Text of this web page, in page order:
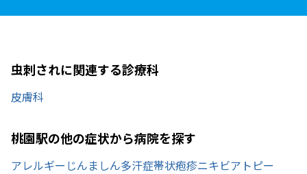
虫刺されに関連する診療科
皮膚科
桃園駅の他の症状から病院を探す
アレルギー じんましん多汗症帯状疱疹ニキビアトピー